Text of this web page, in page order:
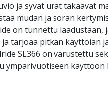
ja syvät urat takaavat
mudan ja soran
on tunnettu laadustaan,
tarjoaa pitkän käyttöiän
SL366 on varustettu
ympärivuotiseen käyttöön